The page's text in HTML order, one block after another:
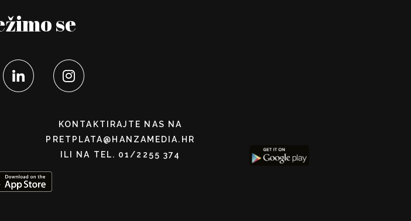
se
KONTAKTIRAJTE NAS NA
PRETPLATA@HANZAMEDIA.HR
ILI NA TEL. 01/2255 374